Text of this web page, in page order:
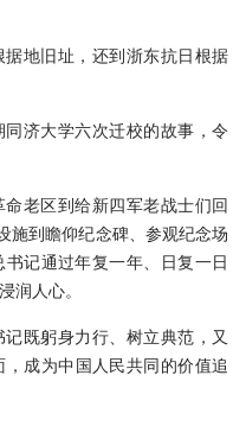
地旧址，还到浙东抗日根据
济大学六次迁校的故事，令
老区到给新四军老战士们回
施到瞻仰纪念碑、参观纪念场
记通过年复一年、日复一日
润人心。
既躬身力行、树立典范，又
成为中国人民共同的价值追